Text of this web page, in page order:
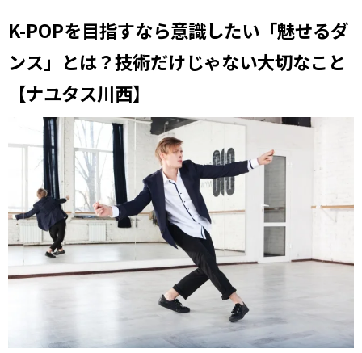
K-POPを目指すなら意識したい「魅せるダ
ンス」とは？技術だけじゃない大切なこと
【ナユタス川西】